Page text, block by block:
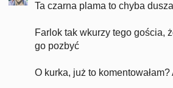
Ta czarna plama to chyba
Farlok tak wkurzy tego gościa,
go pozbyć
O kurka, już to